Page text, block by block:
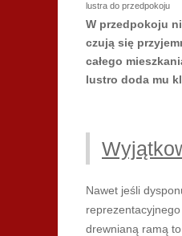
lustra do przedpokoju
W przedpokoju
czują się
całego
lustro doda mu
Nawet jeśli
drewnianą ramą